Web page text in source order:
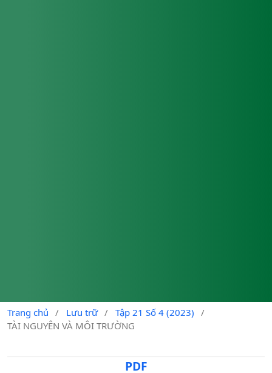
Trang chủ / Lưu trữ / Tập 21 Số 4 (2023)
/
TÀI NGUYÊN VÀ MÔI TRƯỜNG
PDF